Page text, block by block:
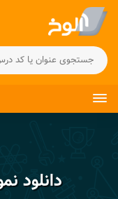
دانلود